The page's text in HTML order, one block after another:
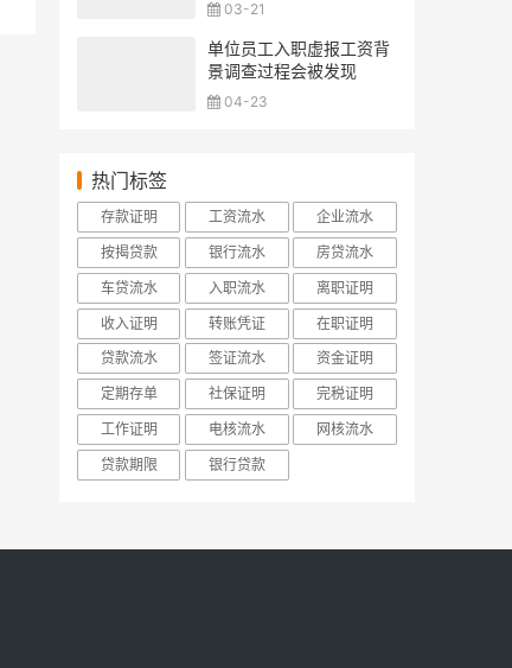
03-21
单位员工入职虚报工资背
景调查过程会被发现
04-23
热门标签
存款证明 工资流水
企业流水
按揭贷款
银行流水
房贷流水
车贷流水
入职流水
离职证明
收入证明
转账凭证
在职证明
贷款流水
签证流水
资金证明
定期存单
社保证明
完税证明
工作证明
电核流水
网核流水
贷款期限
银行贷款